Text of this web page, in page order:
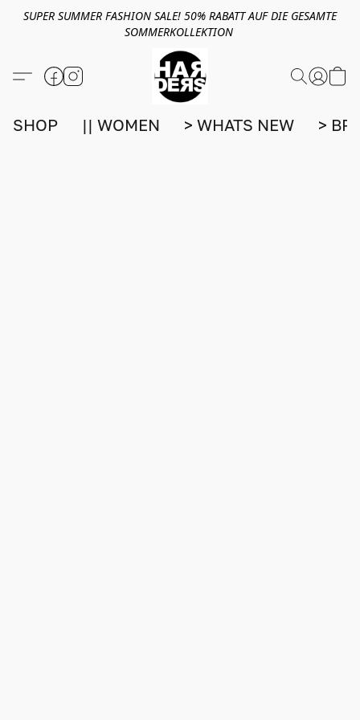
SUPER SUMMER FASHION SALE! 50% RABATT AUF DIE GESAMTE
SOMMERKOLLEKTION
SHOP || WOMEN > WHATS NEW >